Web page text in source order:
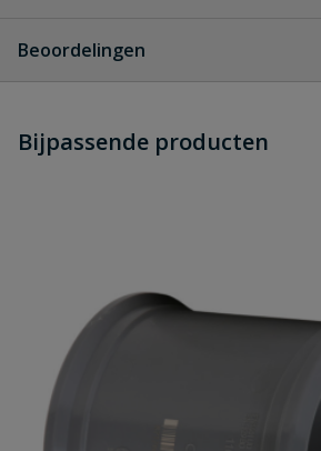
dit product?
Beoordelingen
Schrijf zelf een beoordeling
Bijpassende producten